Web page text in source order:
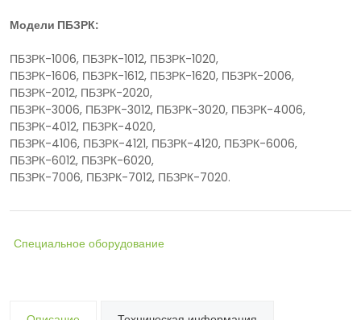
Модели ПБЗРК:
ПБЗРК-1006, ПБЗРК-1012, ПБЗРК-1020,
ПБЗРК-1606, ПБЗРК-1612, ПБЗРК-1620, ПБЗРК-2006,
ПБЗРК-2012, ПБЗРК-2020,
ПБЗРК-3006, ПБЗРК-3012, ПБЗРК-3020, ПБЗРК-4006,
ПБЗРК-4012, ПБЗРК-4020,
ПБЗРК-4106, ПБЗРК-4121, ПБЗРК-4120, ПБЗРК-6006,
ПБЗРК-6012, ПБЗРК-6020,
ПБЗРК-7006, ПБЗРК-7012, ПБЗРК-7020.
Специальное оборудование